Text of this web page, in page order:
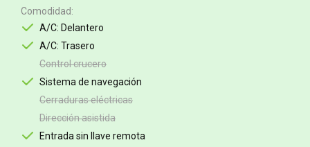
Comodidad
A/C: Delantero
A/C: Trasero
Control crucero
Sistema de navegación
Cerraduras eléctricas
Dirección asistida
Entrada sin llave remota